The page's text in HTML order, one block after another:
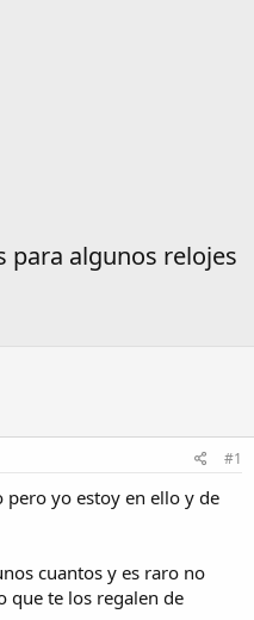
para algunos relojes
#1
pero yo estoy en ello y de
cuantos y es raro no
que te los regalen de